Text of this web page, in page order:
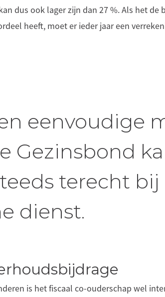
dus ook lager zijn dan 27 %. Als het de
heeft, moet er ieder jaar een
eenvoudige
Gezinsbond
terecht bij
dienst.
is het fiscaal co-ouderschap wel